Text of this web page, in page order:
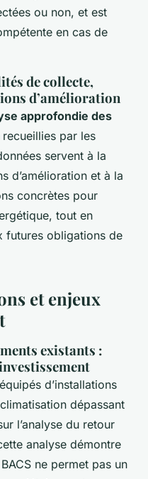
ou non, et est
en cas de
de collecte,
d’amélioration
approfondie des
recueillies par les
servent à la
d’amélioration et à la
concrètes pour
tout en
futures obligations de
et enjeux
existants :
d’installations
dépassant
l’analyse du retour
analyse démontre
ne permet pas un